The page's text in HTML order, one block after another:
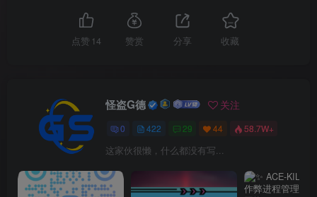
点赞 14 赞赏 分享 收藏
怪盗G德 关注
0 422 29 44 58.7W+
这家伙很懒，什么都没有写...